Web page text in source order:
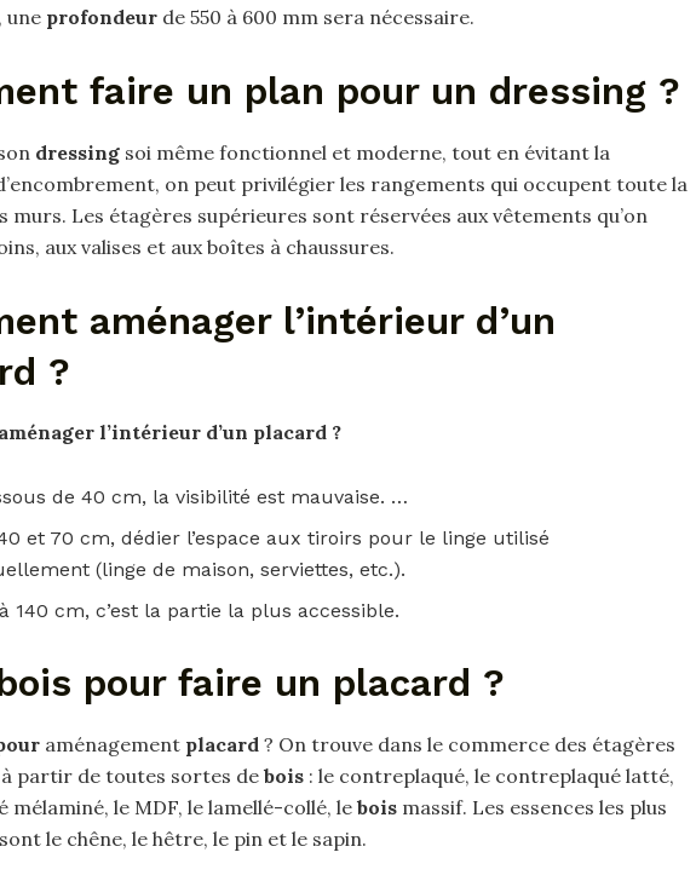
une profondeur de 550 à 600 mm sera nécessaire.
faire un plan pour un dressing ?
dressing soi même fonctionnel et moderne, tout en évitant la
on peut privilégier les rangements qui occupent toute la
murs. Les étagères supérieures sont réservées aux vêtements qu’on
aux valises et aux boîtes à chaussures.
aménager l’intérieur d’un
?
l’intérieur d’un placard ?
de 40 cm, la visibilité est mauvaise. …
et 70 cm, dédier l’espace aux tiroirs pour le linge utilisé
(linge de maison, serviettes, etc.).
140 cm, c’est la partie la plus accessible.
pour faire un placard ?
aménagement placard ? On trouve dans le commerce des étagères
partir de toutes sortes de bois : le contreplaqué, le contreplaqué latté,
mélaminé, le MDF, le lamellé-collé, le bois massif. Les essences les plus
le chêne, le hêtre, le pin et le sapin.